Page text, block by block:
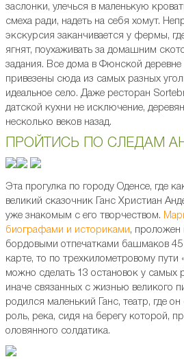
заслонки, улечься в маленькую
смеха ради, надеть на себя хомут.
экскурсия заканчивается у фермы,
ягнят, поухаживать за домашним
задания. Все дома в Фюнской
привезены сюда из самых разных
идеальное село. Даже ресторан
датской кухни не исключение,
несколько веков назад.
ПРОЙТИСЬ ПО СЛЕДАМ
Эта прогулка по городу Оденсе, где
великий сказочник Ганс Христиан
уже знакомым с его творчеством.
биографами и историками, проложен
бордовыми отпечатками башмаков 45
карте, то по трехкилометровому пути
можно сделать 13 остановок у самых
иначе связанных с жизнью великого
родился маленький Ганс, театр, где
роль, река, сидя на берегу которой,
оловянного солдатика.